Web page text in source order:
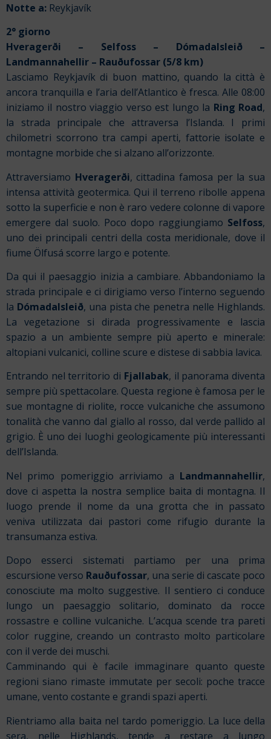
Notte a: Reykjavík
2° giorno
Hveragerði – Selfoss – Dómadalsleið –
Landmannahellir – Rauðufossar (5/8 km)
Lasciamo Reykjavík di buon mattino, quando la città è
ancora tranquilla e l’aria dell’Atlantico è fresca. Alle 08:00
iniziamo il nostro viaggio verso est lungo la Ring Road,
la strada principale che attraversa l’Islanda. I primi
chilometri scorrono tra campi aperti, fattorie isolate e
montagne morbide che si alzano all’orizzonte.
Attraversiamo Hveragerði, cittadina famosa per la sua
intensa attività geotermica. Qui il terreno ribolle appena
sotto la superficie e non è raro vedere colonne di vapore
emergere dal suolo. Poco dopo raggiungiamo Selfoss,
uno dei principali centri della costa meridionale, dove il
fiume Ölfusá scorre largo e potente.
Da qui il paesaggio inizia a cambiare. Abbandoniamo la
strada principale e ci dirigiamo verso l’interno seguendo
la Dómadalsleið, una pista che penetra nelle Highlands.
La vegetazione si dirada progressivamente e lascia
spazio a un ambiente sempre più aperto e minerale:
altopiani vulcanici, colline scure e distese di sabbia lavica.
Entrando nel territorio di Fjallabak, il panorama diventa
sempre più spettacolare. Questa regione è famosa per le
sue montagne di riolite, rocce vulcaniche che assumono
tonalità che vanno dal giallo al rosso, dal verde pallido al
grigio. È uno dei luoghi geologicamente più interessanti
dell’Islanda.
Nel primo pomeriggio arriviamo a Landmannahellir,
dove ci aspetta la nostra semplice baita di montagna. Il
luogo prende il nome da una grotta che in passato
veniva utilizzata dai pastori come rifugio durante la
transumanza estiva.
Dopo esserci sistemati partiamo per una prima
escursione verso Rauðufossar, una serie di cascate poco
conosciute ma molto suggestive. Il sentiero ci conduce
lungo un paesaggio solitario, dominato da rocce
rossastre e colline vulcaniche. L’acqua scende tra pareti
color ruggine, creando un contrasto molto particolare
con il verde dei muschi.
Camminando qui è facile immaginare quanto queste
regioni siano rimaste immutate per secoli: poche tracce
umane, vento costante e grandi spazi aperti.
Rientriamo alla baita nel tardo pomeriggio. La luce della
sera, nelle Highlands, tende a restare a lungo